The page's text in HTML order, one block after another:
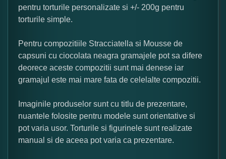
pentru torturile personalizate si +/- 200g pentru
torturile simple.
Pentru compozitiile Stracciatella si Mousse de
capsuni cu ciocolata neagra gramajele pot sa difere
deorece aceste compozitii sunt mai denese iar
gramajul este mai mare fata de celelalte compozitii.
Imaginile produselor sunt cu titlu de prezentare,
nuantele folosite pentru modele sunt orientative si
pot varia usor. Torturile si figurinele sunt realizate
manual si de aceea pot varia ca prezentare.